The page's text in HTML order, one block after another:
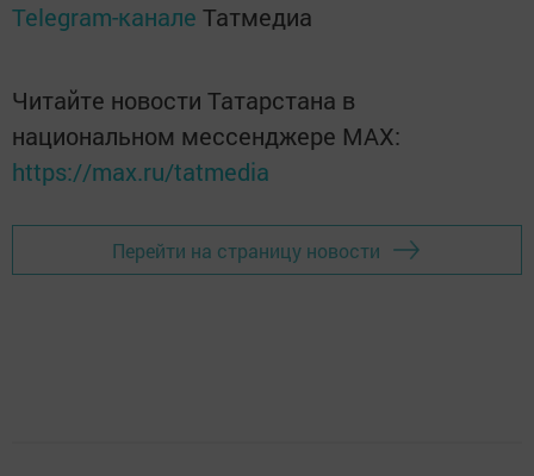
Telegram-канале Татмедиа
Читайте новости Татарстана в
национальном мессенджере MАХ:
https://max.ru/tatmedia
Перейти на страницу новости